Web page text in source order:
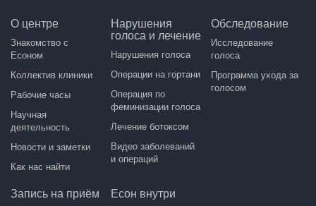
О центре
Знакомство с
Есоном
Коллектив клиники
Рабочие часы
Научная
деятельность
Новости и заметки
Как нас найти
Нарушения
голоса и лечение
Нарушения голоса
Операции на гортани
Операция по
феминизации голоса
Лечение ботоксом
Видео заболеваний
и операций
Обследование
Исследование
голоса
Программа ухода за
голосом
Запись на приём Есон внутри